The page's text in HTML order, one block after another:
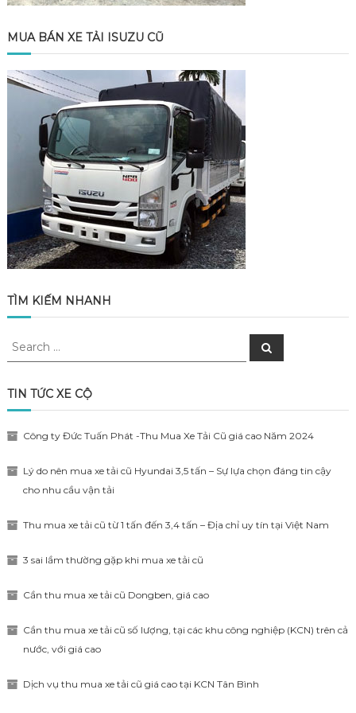
MUA BÁN XE TẢI ISUZU CŨ
TÌM KIẾM NHANH
Search
Search
TIN TỨC XE CỘ
Công ty Đức Tuấn Phát -Thu Mua Xe Tải Cũ giá cao Năm 2024
Lý do nên mua xe tải cũ Hyundai 3,5 tấn – Sự lựa chọn đáng tin cậy
cho nhu cầu vận tải
Thu mua xe tải cũ từ 1 tấn đến 3,4 tấn – Địa chỉ uy tín tại Việt Nam
3 sai lầm thường gặp khi mua xe tải cũ
Cần thu mua xe tải cũ Dongben, giá cao
Cần thu mua xe tải cũ số lượng, tại các khu công nghiệp (KCN) trên cả
nước, với giá cao
Dịch vụ thu mua xe tải cũ giá cao tại KCN Tân Bình